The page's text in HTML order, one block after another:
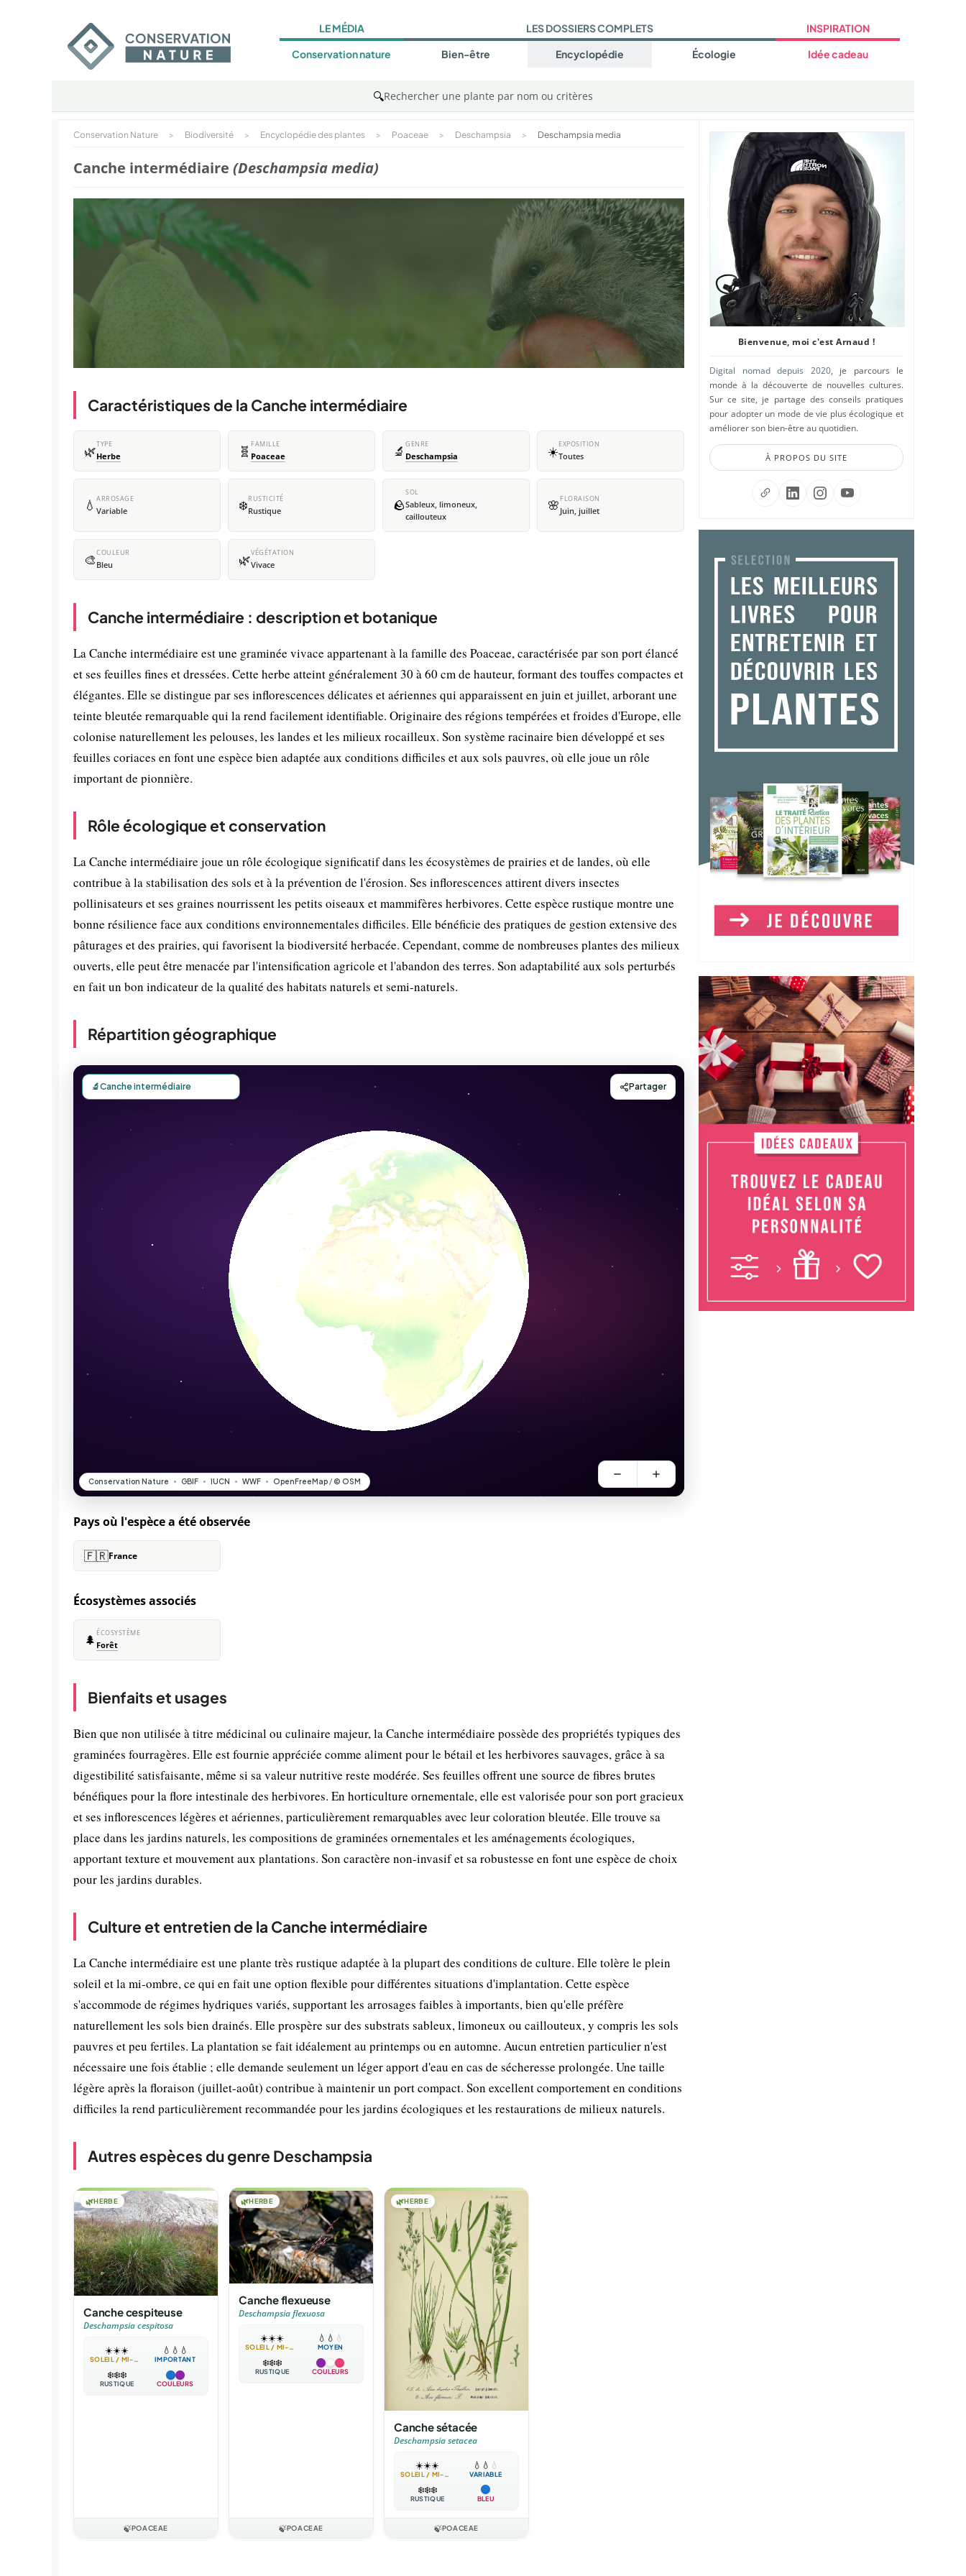
LE MÉDIA
Conservation nature
LES DOSSIERS COMPLETS
Bien-être Encyclopédie Écologie
INSPIRATION
Idée cadeau
🔍Rechercher une plante par nom ou critères
Conservation Nature > Biodiversité > Encyclopédie des plantes > Poaceae > Deschampsia > Deschampsia media
Canche intermédiaire (Deschampsia media)
Caractéristiques de la Canche intermédiaire
🌿TYPE
Herbe 🧬 FAMILLE
Poaceae 🔬 GENRE
Deschampsia ☀️EXPOSITION
Toutes
💧 ARROSAGE
Variable ❄️RUSTICITÉ
Rustique 🪨
SOL
Sableux, limoneux,
caillouteux
🌸 FLORAISON
Juin, juillet
🎨COULEUR
Bleu 🌿VÉGÉTATION
Vivace
Canche intermédiaire : description et botanique
La Canche intermédiaire est une graminée vivace appartenant à la famille des Poaceae, caractérisée par son port élancé
et ses feuilles fines et dressées. Cette herbe atteint généralement 30 à 60 cm de hauteur, formant des touffes compactes et
élégantes. Elle se distingue par ses inflorescences délicates et aériennes qui apparaissent en juin et juillet, arborant une
teinte bleutée remarquable qui la rend facilement identifiable. Originaire des régions tempérées et froides d'Europe, elle
colonise naturellement les pelouses, les landes et les milieux rocailleux. Son système racinaire bien développé et ses
feuilles coriaces en font une espèce bien adaptée aux conditions difficiles et aux sols pauvres, où elle joue un rôle
important de pionnière.
Rôle écologique et conservation
La Canche intermédiaire joue un rôle écologique significatif dans les écosystèmes de prairies et de landes, où elle
contribue à la stabilisation des sols et à la prévention de l'érosion. Ses inflorescences attirent divers insectes
pollinisateurs et ses graines nourrissent les petits oiseaux et mammifères herbivores. Cette espèce rustique montre une
bonne résilience face aux conditions environnementales difficiles. Elle bénéficie des pratiques de gestion extensive des
pâturages et des prairies, qui favorisent la biodiversité herbacée. Cependant, comme de nombreuses plantes des milieux
ouverts, elle peut être menacée par l'intensification agricole et l'abandon des terres. Son adaptabilité aux sols perturbés
en fait un bon indicateur de la qualité des habitats naturels et semi-naturels.
Répartition géographique
Pays où l'espèce a été observée
🇫🇷France
Écosystèmes associés
🌲 ÉCOSYSTÈME
Forêt
Bienfaits et usages
Bien que non utilisée à titre médicinal ou culinaire majeur, la Canche intermédiaire possède des propriétés typiques des
graminées fourragères. Elle est fournie appréciée comme aliment pour le bétail et les herbivores sauvages, grâce à sa
digestibilité satisfaisante, même si sa valeur nutritive reste modérée. Ses feuilles offrent une source de fibres brutes
bénéfiques pour la flore intestinale des herbivores. En horticulture ornementale, elle est valorisée pour son port gracieux
et ses inflorescences légères et aériennes, particulièrement remarquables avec leur coloration bleutée. Elle trouve sa
place dans les jardins naturels, les compositions de graminées ornementales et les aménagements écologiques,
apportant texture et mouvement aux plantations. Son caractère non-invasif et sa robustesse en font une espèce de choix
pour les jardins durables.
Culture et entretien de la Canche intermédiaire
La Canche intermédiaire est une plante très rustique adaptée à la plupart des conditions de culture. Elle tolère le plein
soleil et la mi-ombre, ce qui en fait une option flexible pour différentes situations d'implantation. Cette espèce
s'accommode de régimes hydriques variés, supportant les arrosages faibles à importants, bien qu'elle préfère
naturellement les sols bien drainés. Elle prospère sur des substrats sableux, limoneux ou caillouteux, y compris les sols
pauvres et peu fertiles. La plantation se fait idéalement au printemps ou en automne. Aucun entretien particulier n'est
nécessaire une fois établie ; elle demande seulement un léger apport d'eau en cas de sécheresse prolongée. Une taille
légère après la floraison (juillet-août) contribue à maintenir un port compact. Son excellent comportement en conditions
difficiles la rend particulièrement recommandée pour les jardins écologiques et les restaurations de milieux naturels.
Autres espèces du genre Deschampsia
🌿HERBE
Canche cespiteuse
Deschampsia cespitosa
☀️☀️☀️
SOLEIL / MI-OMBRE
💧 💧 💧
IMPORTANT
❄️❄️❄️
RUSTIQUE COULEURS
🍃POACEAE
🌿HERBE
Canche flexueuse
Deschampsia flexuosa
☀️☀️☀️
SOLEIL / MI-OMBRE
💧 💧 💧
MOYEN
❄️❄️❄️
RUSTIQUE COULEURS
🍃POACEAE
🌿HERBE
Canche sétacée
Deschampsia setacea
☀️☀️☀️
SOLEIL / MI-OMBRE
💧 💧 💧
VARIABLE
❄️❄️❄️
RUSTIQUE BLEU
🍃POACEAE
Bienvenue, moi c'est Arnaud !
Digital nomad depuis 2020, je parcours le
monde à la découverte de nouvelles cultures.
Sur ce site, je partage des conseils pratiques
pour adopter un mode de vie plus écologique et
améliorer son bien-être au quotidien.
À PROPOS DU SITE